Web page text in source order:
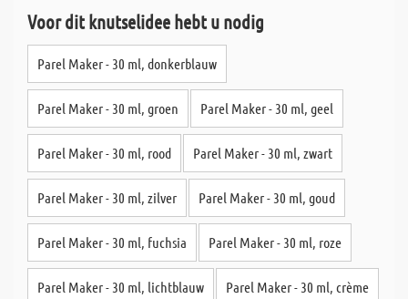
Voor dit knutselidee hebt u nodig
Parel Maker - 30 ml, donkerblauw
Parel Maker - 30 ml, groen Parel Maker - 30 ml, geel
Parel Maker - 30 ml, rood Parel Maker - 30 ml, zwart
Parel Maker - 30 ml, zilver Parel Maker - 30 ml, goud
Parel Maker - 30 ml, fuchsia Parel Maker - 30 ml, roze
Parel Maker - 30 ml, lichtblauw Parel Maker - 30 ml, crème